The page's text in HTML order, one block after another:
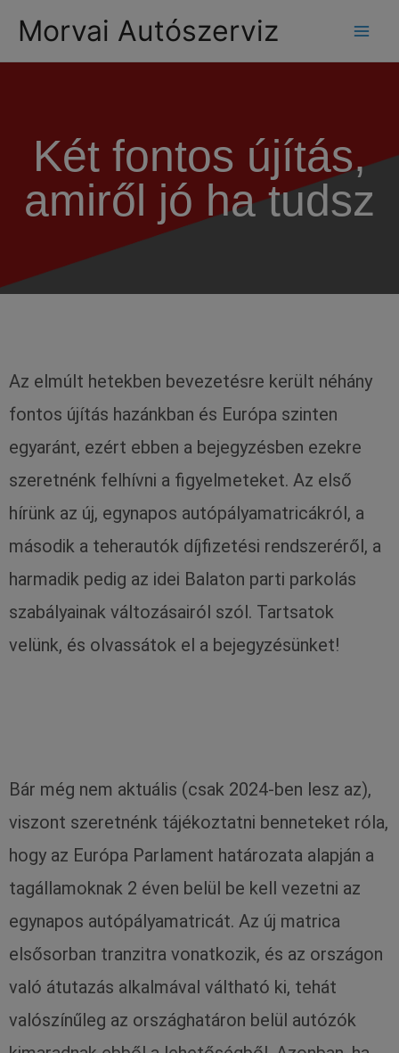
Morvai Autószerviz
Két fontos újítás,
amiről jó ha tudsz
Az elmúlt hetekben bevezetésre került néhány
fontos újítás hazánkban és Európa szinten
egyaránt, ezért ebben a bejegyzésben ezekre
szeretnénk felhívni a figyelmeteket. Az első
hírünk az új, egynapos autópályamatricákról, a
második a teherautók díjfizetési rendszeréről, a
harmadik pedig az idei Balaton parti parkolás
szabályainak változásairól szól. Tartsatok
velünk, és olvassátok el a bejegyzésünket!
Bár még nem aktuális (csak 2024-ben lesz az),
viszont szeretnénk tájékoztatni benneteket róla,
hogy az Európa Parlament határozata alapján a
tagállamoknak 2 éven belül be kell vezetni az
egynapos autópályamatricát. Az új matrica
elsősorban tranzitra vonatkozik, és az országon
való átutazás alkalmával váltható ki, tehát
valószínűleg az országhatáron belül autózók